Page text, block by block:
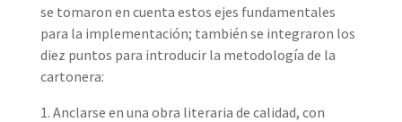
se tomaron en cuenta estos ejes fundamentales
para la implementación; también se integraron los
diez puntos para introducir la metodología de la
cartonera:
1. Anclarse en una obra literaria de calidad, con